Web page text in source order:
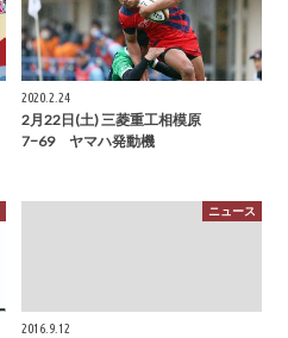
2020.2.24
2月22日(土) 三菱重工相模原
7−69 ヤマハ発動機
ニュース
2016.9.12